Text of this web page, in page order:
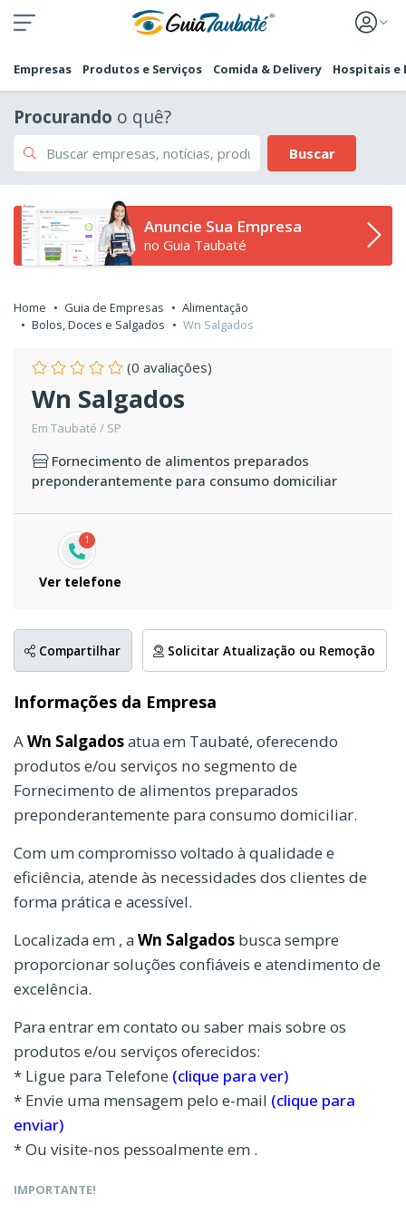
Empresas Produtos e Serviços Comida & Delivery Hospitais e
Procurando o quê?
Buscar
Anuncie Sua Empresa
no Guia Taubaté
Home Guia de Empresas
Alimentação
Bolos, Doces e Salgados
Wn Salgados
(0 avaliações)
Wn Salgados
Em Taubaté / SP
Fornecimento de alimentos preparados
preponderantemente para consumo domiciliar
1
Ver telefone
Compartilhar Solicitar Atualização ou Remoção
Informações da Empresa
A Wn Salgadosatua em Taubaté, oferecendo
produtos e/ou serviços no segmento de
Fornecimento de alimentos preparados
preponderantemente para consumo domiciliar.
Com um compromisso voltado à qualidade e
eficiência, atende às necessidades dos clientes de
forma prática e acessível.
Localizada em , a Wn Salgados busca sempre
proporcionar soluções confiáveis e atendimento de
excelência.
Para entrar em contato ou saber mais sobre os
produtos e/ou serviços oferecidos:
* Ligue para Telefone (clique para ver)
* Envie uma mensagem pelo e-mail (clique para
enviar)
* Ou visite-nos pessoalmente em .
IMPORTANTE!